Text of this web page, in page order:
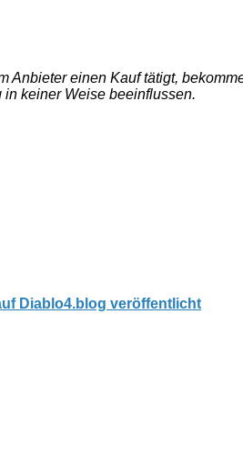
einen Kauf tätigt,
keiner Weise beeinflussen.
Diablo4.blog veröffentlicht